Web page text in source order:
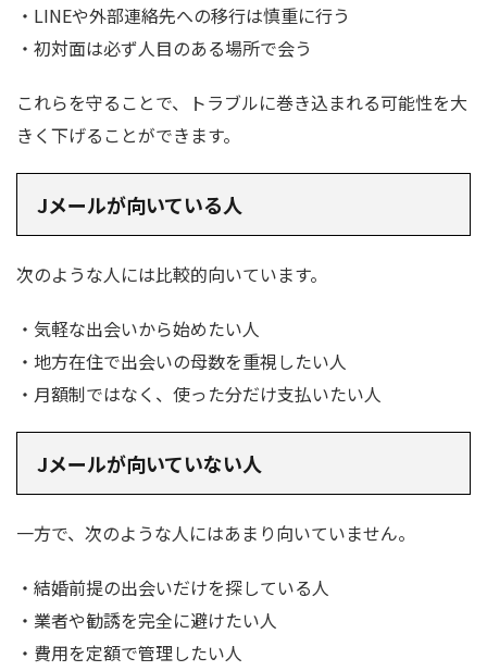
・LINEや外部連絡先への移行は慎重に行う
・初対面は必ず人目のある場所で会う
これらを守ることで、トラブルに巻き込まれる可能性を大
きく下げることができます。
Jメールが向いている人
次のような人には比較的向いています。
・気軽な出会いから始めたい人
・地方在住で出会いの母数を重視したい人
・月額制ではなく、使った分だけ支払いたい人
Jメールが向いていない人
一方で、次のような人にはあまり向いていません。
・結婚前提の出会いだけを探している人
・業者や勧誘を完全に避けたい人
・費用を定額で管理したい人